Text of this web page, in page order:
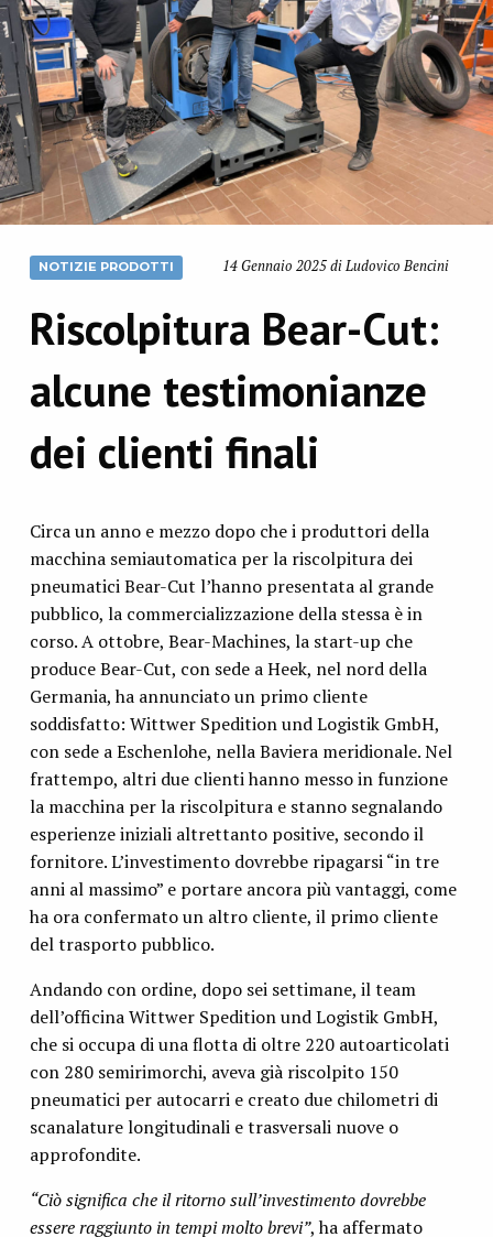
NOTIZIE PRODOTTI 14 Gennaio 2025 di Ludovico Bencini
Riscolpitura Bear-Cut:
alcune testimonianze
dei clienti finali
Circa un anno e mezzo dopo che i produttori della
macchina semiautomatica per la riscolpitura dei
pneumatici Bear-Cut l’hanno presentata al grande
pubblico, la commercializzazione della stessa è in
corso. A ottobre, Bear-Machines, la start-up che
produce Bear-Cut, con sede a Heek, nel nord della
Germania, ha annunciato un primo cliente
soddisfatto: Wittwer Spedition und Logistik GmbH,
con sede a Eschenlohe, nella Baviera meridionale. Nel
frattempo, altri due clienti hanno messo in funzione
la macchina per la riscolpitura e stanno segnalando
esperienze iniziali altrettanto positive, secondo il
fornitore. L’investimento dovrebbe ripagarsi “in tre
anni al massimo” e portare ancora più vantaggi, come
ha ora confermato un altro cliente, il primo cliente
del trasporto pubblico.
Andando con ordine, dopo sei settimane, il team
dell’officina Wittwer Spedition und Logistik GmbH,
che si occupa di una flotta di oltre 220 autoarticolati
con 280 semirimorchi, aveva già riscolpito 150
pneumatici per autocarri e creato due chilometri di
scanalature longitudinali e trasversali nuove o
approfondite.
“Ciò significa che il ritorno sull’investimento dovrebbe
essere raggiunto in tempi molto brevi”, ha affermato